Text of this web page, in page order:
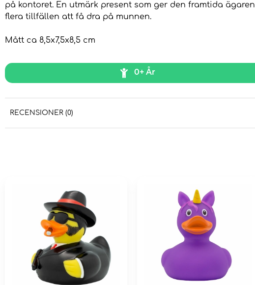
på kontoret. En utmärk present som ger den framtida ägaren
flera tillfällen att få dra på munnen.
Mått ca 8,5x7,5x8,5 cm
0+ År
RECENSIONER (0)